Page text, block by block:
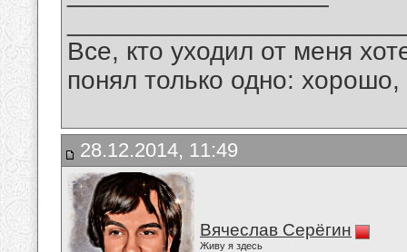
Все, кто уходил от меня
понял только одно:
28.12.2014, 11:49
Вячеслав Серёгин
Живу я здесь